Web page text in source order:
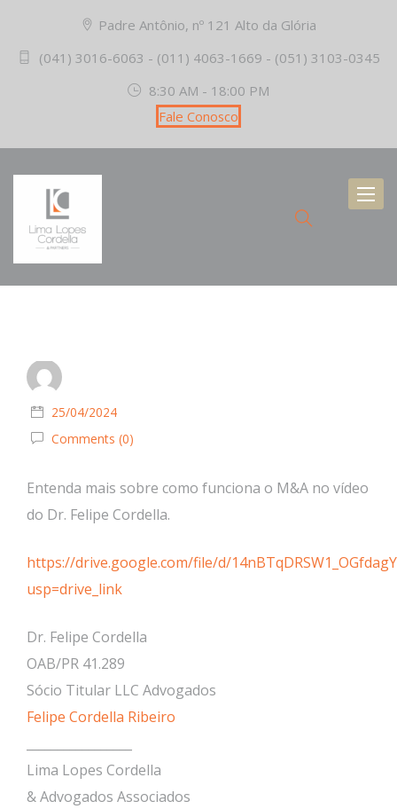
Padre Antônio, nº 121 Alto da Glória
(041) 3016-6063 - (011) 4063-1669 - (051) 3103-0345
8:30 AM - 18:00 PM
Fale Conosco
25/04/2024
Comments (0)
Entenda mais sobre como funciona o M&A no vídeo
do Dr. Felipe Cordella.
https://drive.google.com/file/d/
usp=drive_link
Dr. Felipe Cordella
OAB/PR 41.289
Sócio Titular LLC Advogados
Felipe Cordella Ribeiro
Lima Lopes Cordella
& Advogados Associados